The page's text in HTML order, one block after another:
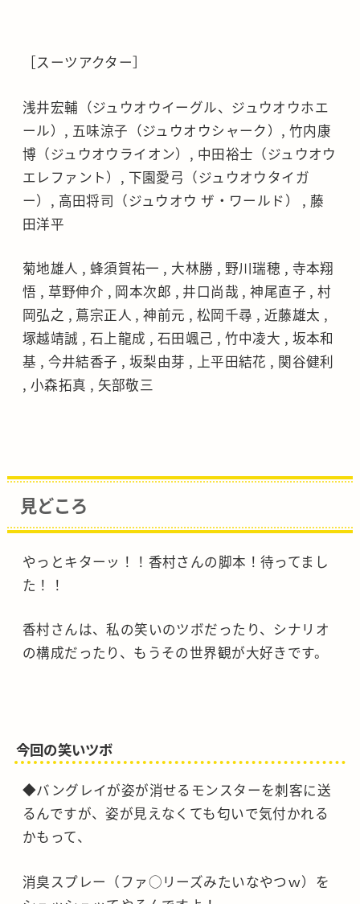
［スーツアクター］
浅井宏輔（ジュウオウイーグル、ジュウオウホエ
ール）, 五味涼子（ジュウオウシャーク）, 竹内康
博（ジュウオウライオン）, 中田裕士（ジュウオウ
エレファント）, 下園愛弓（ジュウオウタイガ
ー）, 高田将司（ジュウオウ ザ・ワールド） , 藤
田洋平
菊地雄人 , 蜂須賀祐一 , 大林勝 , 野川瑞穂 , 寺本翔
悟 , 草野伸介 , 岡本次郎 , 井口尚哉 , 神尾直子 , 村
岡弘之 , 蔦宗正人 , 神前元 , 松岡千尋 , 近藤雄太 ,
塚越靖誠 , 石上龍成 , 石田颯己 , 竹中凌大 , 坂本和
基 , 今井結香子 , 坂梨由芽 , 上平田結花 , 関谷健利
, 小森拓真 , 矢部敬三
見どころ
やっとキターッ！！香村さんの脚本！待ってまし
た！！
香村さんは、私の笑いのツボだったり、シナリオ
の構成だったり、もうその世界観が大好きです。
今回の笑いツボ
◆バングレイが姿が消せるモンスターを刺客に送
るんですが、姿が見えなくても匂いで気付かれる
かもって、
消臭スプレー（ファ○リーズみたいなやつｗ）を